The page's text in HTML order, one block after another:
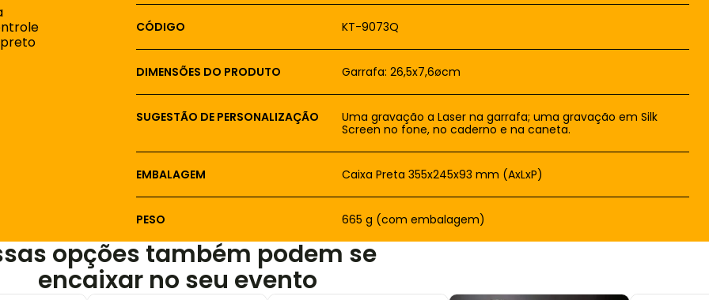
CÓDIGO KT-9073Q
DIMENSÕES DO PRODUTO Garrafa: 26,5x7,6øcm
SUGESTÃO DE PERSONALIZAÇÃO
Uma gravação a Laser na garrafa; uma gravação em Silk
Screen no fone, no caderno e na caneta.
EMBALAGEM Caixa Preta 355x245x93 mm (AxLxP)
PESO 665 g (com embalagem)
opções também podem se
encaixar no seu evento